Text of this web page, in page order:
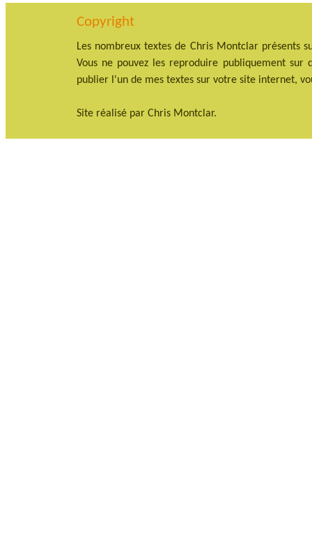
Copyright
Les nombreux textes de Chris Montclar
Vous ne pouvez les reproduire publiquement
publier l'un de mes textes sur votre site internet,
Site réalisé par Chris Montclar.